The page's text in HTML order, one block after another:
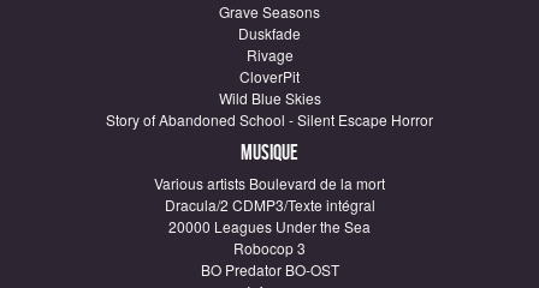
Grave Seasons
Duskfade
Rivage
CloverPit
Wild Blue Skies
Story of Abandoned School - Silent Escape Horror
Musique
Various artists Boulevard de la mort
Dracula/2 CDMP3/Texte intégral
20000 Leagues Under the Sea
Robocop 3
BO Predator BO-OST